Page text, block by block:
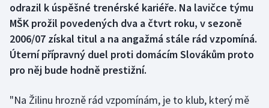
Box
Curling
Dostihy
Florbal
odrazil k úspěšné trenérské kariéře. Na lavičce týmu
MŠK prožil povedených dva a čtvrt roku, v sezoně
2006/07 získal titul a na angažmá stále rád vzpomíná.
Úterní přípravný duel proti domácím Slovákům proto
pro něj bude hodně prestižní.
"Na Žilinu hrozně rád vzpomínám, je to klub, který mě